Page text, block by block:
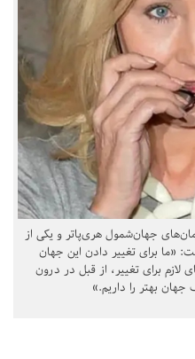
جهان‌شمول هری‌پاتر و یکی از
«ما برای تغییر دادن این جهان
لازم برای تغییر، از قبل در درون
بهتر را داریم.»